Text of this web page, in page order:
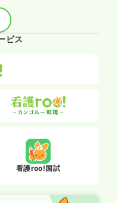
ビス
看護roo!国試